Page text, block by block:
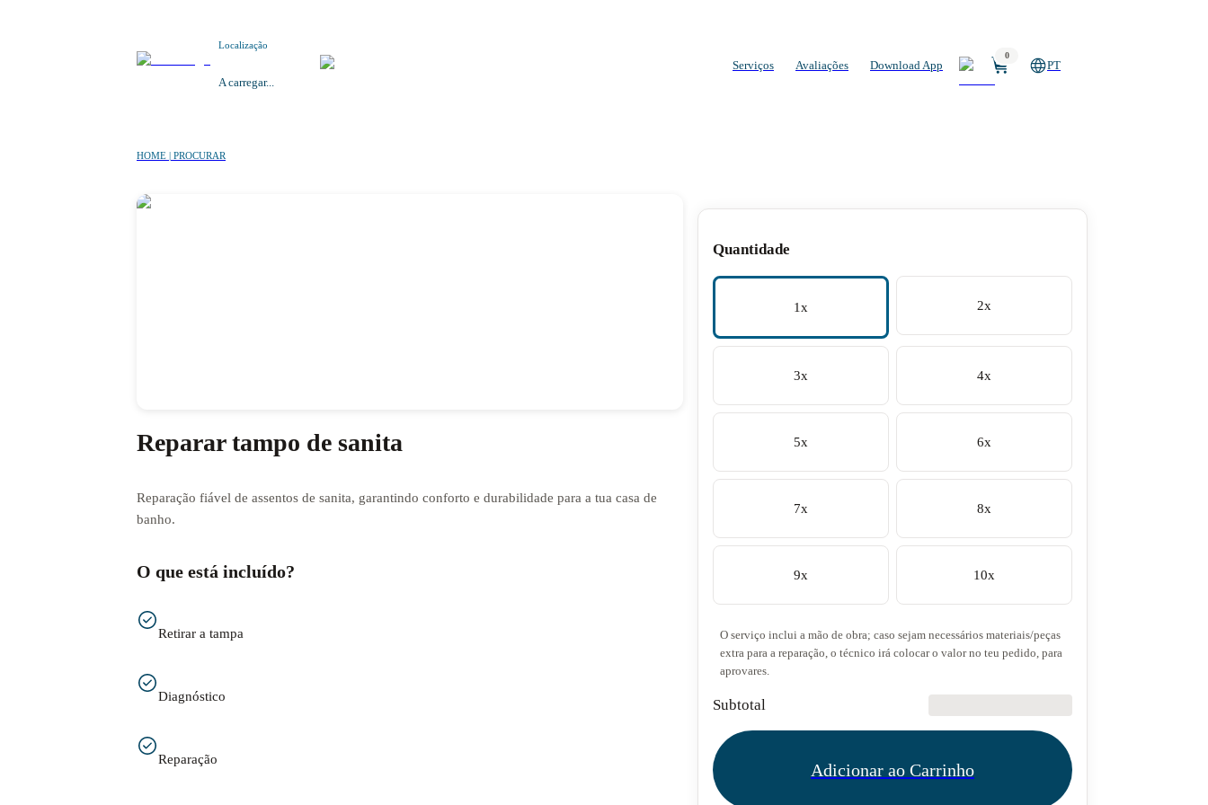
Localização
A carregar...
Serviços Avaliações Download App
0
PT
HOME | PROCURAR
Reparar tampo de sanita
Reparação fiável de assentos de sanita, garantindo conforto e durabilidade para a tua casa de
banho.
O que está incluído?
Retirar a tampa
Diagnóstico
Reparação
Quantidade
1x 2x
3x 4x
5x 6x
7x 8x
9x 10x
O serviço inclui a mão de obra; caso sejam necessários materiais/peças
extra para a reparação, o técnico irá colocar o valor no teu pedido, para
aprovares.
Subtotal
Adicionar ao Carrinho